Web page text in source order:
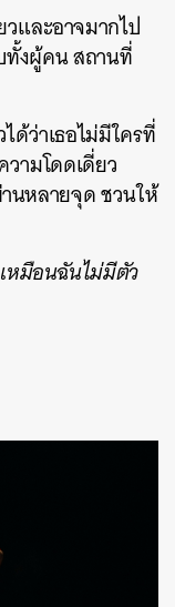
และอาจมากไป
ทั้งผู้คน สถานที่
ด้ว่าเธอไม่มีใครที่
ามโดดเดี่ยว
นหลายจุด ชวนให้
หมือนฉันไม่มีตัว